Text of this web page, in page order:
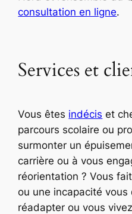
consultation en ligne.
Services et
Vous êtes indécis et
parcours scolaire ou
surmonter un
carrière ou à vous
réorientation ? Vous
ou une incapacité vous
réadapter ou vous